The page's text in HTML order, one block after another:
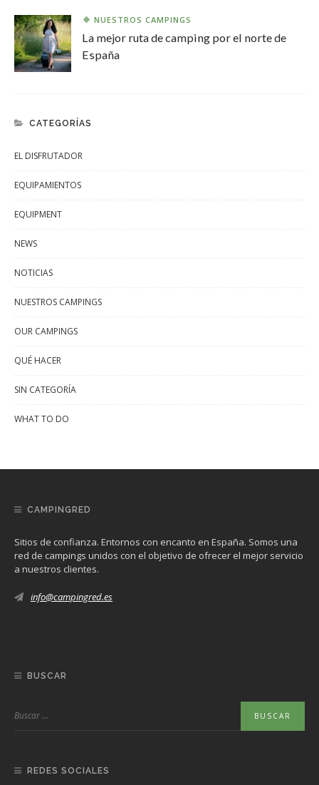
NUESTROS CAMPINGS
La mejor ruta de camping por el norte de
España
CATEGORÍAS
EL DISFRUTADOR
EQUIPAMIENTOS
EQUIPMENT
NEWS
NOTICIAS
NUESTROS CAMPINGS
OUR CAMPINGS
QUÉ HACER
SIN CATEGORÍA
WHAT TO DO
CAMPINGRED
Sitios de confianza. Entornos con encanto en España. Somos una
red de campings unidos con el objetivo de ofrecer el mejor servicio
a nuestros clientes.
info@campingred.es
BUSCAR
REDES SOCIALES